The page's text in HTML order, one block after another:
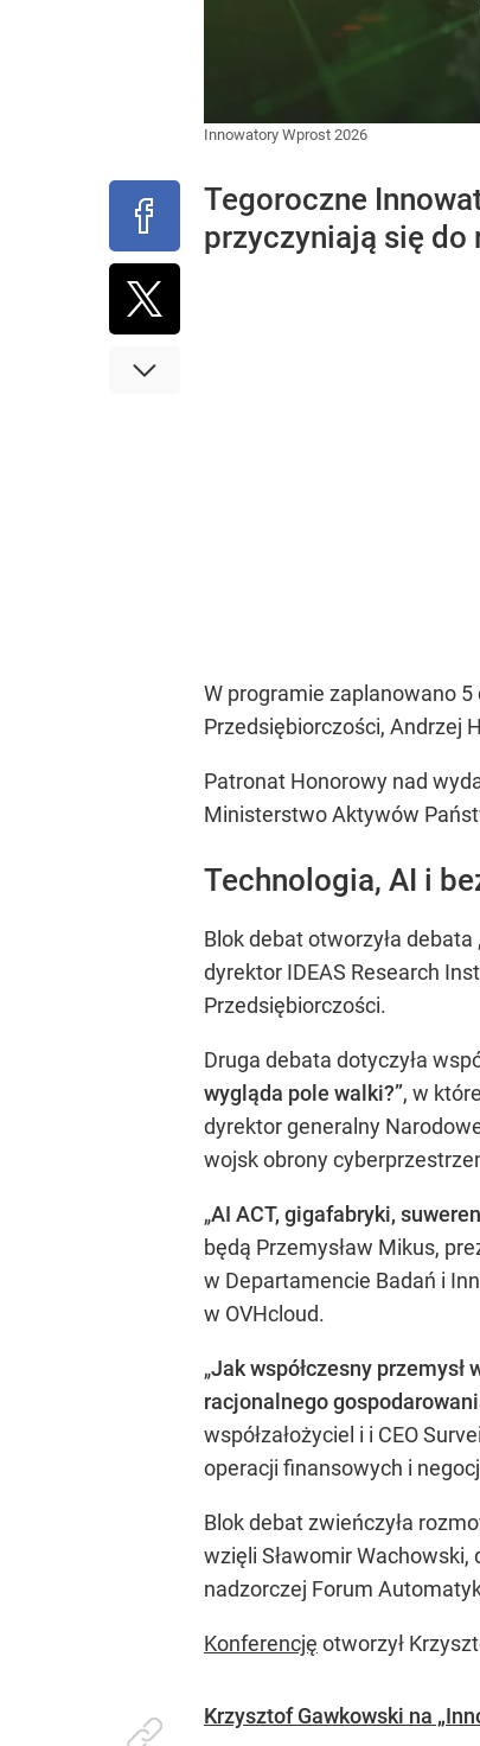
Innowatory Wprost 2026
Tegoroczne
przyczyniają się do
W programie zaplanowano
Przedsiębiorczości, Andrzej
Patronat Honorowy nad
Ministerstwo Aktywów
Technologia, AI i
Blok debat otworzyła debata
dyrektor IDEAS Research
Przedsiębiorczości.
Druga debata dotyczyła
wygląda pole walki?”, w
dyrektor generalny
wojsk obrony
„AI ACT, gigafabryki,
będą Przemysław Mikus,
w Departamencie Badań i
w OVHcloud.
„Jak współczesny
racjonalnego
współzałożyciel i i CEO
operacji finansowych i
Blok debat zwieńczyła
wzięli Sławomir
nadzorczej Forum
Konferencję otworzył
Krzysztof Gawkowski na